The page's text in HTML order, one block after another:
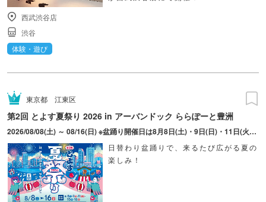
西武渋谷店
渋谷
体験・遊び
東京都 江東区
第2回 とよす夏祭り 2026 in アーバンドック ららぽーと豊洲
2026/08/08(土) ～ 08/16(日) ※盆踊り開催日は8月8日(土)・9日(日)・11日(火・祝)・15日(土)・16日(日)のみ。 ※縁日およびキッチンカーについては期間中の全日程営業予定。 ※開催コンテンツは日によって異なります。
日替わり盆踊りで、来るたび広がる夏の
楽しみ！